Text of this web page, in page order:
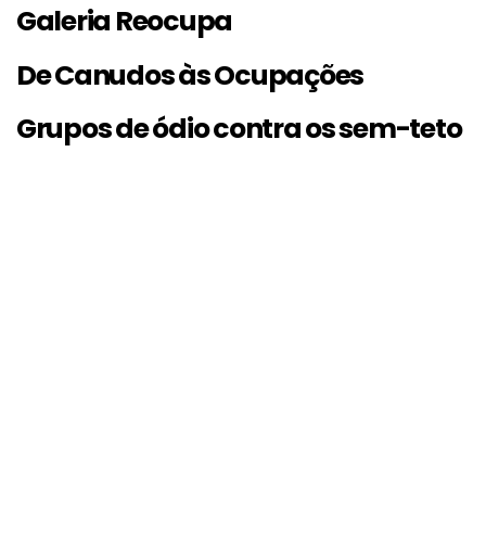
Galeria Reocupa
De Canudos às Ocupações
Grupos de ódio contra os sem-teto